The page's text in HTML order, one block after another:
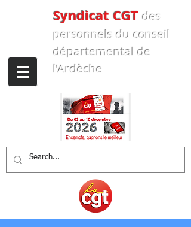
Syndicat CGT des
personnels du conseil
départemental de
l'Ardèche